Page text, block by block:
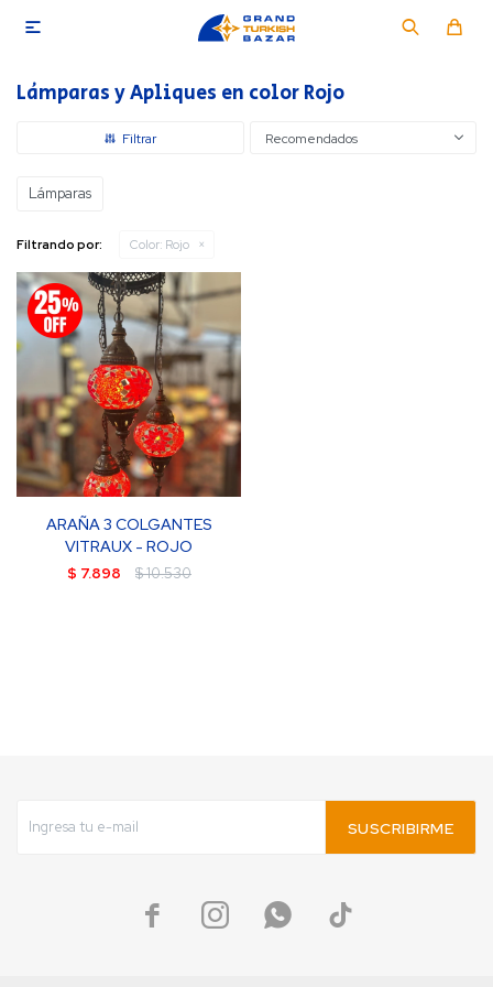

Lámparas y Apliques en color Rojo
Recomendados
Lámparas
Filtrando por: Color: Rojo
ARAÑA 3 COLGANTES
VITRAUX - ROJO
$ 7.898 $10.530
SUSCRIBIRME
   